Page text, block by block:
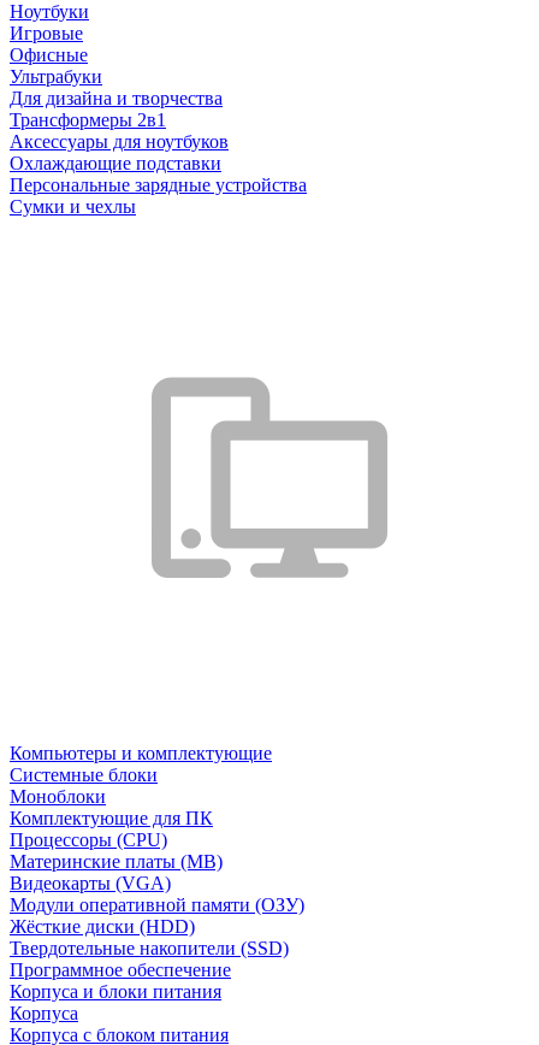
Ноутбуки
Игровые
Офисные
Ультрабуки
Для дизайна и творчества
Трансформеры 2в1
Аксессуары для ноутбуков
Охлаждающие подставки
Персональные зарядные устройства
Сумки и чехлы
Компьютеры и комплектующие
Системные блоки
Моноблоки
Комплектующие для ПК
Процессоры (CPU)
Материнские платы (MB)
Видеокарты (VGA)
Модули оперативной памяти (ОЗУ)
Жёсткие диски (HDD)
Твердотельные накопители (SSD)
Программное обеспечение
Корпуса и блоки питания
Корпуса
Корпуса с блоком питания